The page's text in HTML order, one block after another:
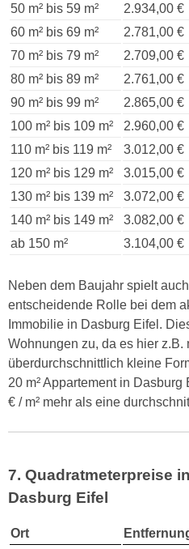
50 m² bis 59 m²
2.934,00 €
60 m² bis 69 m²
2.781,00 €
70 m² bis 79 m²
2.709,00 €
80 m² bis 89 m²
2.761,00 €
90 m² bis 99 m²
2.865,00 €
100 m² bis 109 m²
2.960,00 €
110 m² bis 119 m²
3.012,00 €
120 m² bis 129 m²
3.015,00 €
130 m² bis 139 m²
3.072,00 €
140 m² bis 149 m²
3.082,00 €
ab 150 m²
3.104,00 €
Neben dem Baujahr spielt
entscheidende Rolle bei dem
Immobilie in Dasburg Eifel.
Wohnungen zu, da es hier z.B.
überdurchschnittlich kleine
20 m² Appartement in
€ / m² mehr als eine
7. Quadratmeterpreise
Dasburg Eifel
Ort